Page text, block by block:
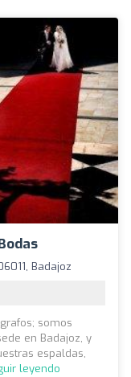
Badajoz
somos
en Badajoz, y
espaldas,
leyendo